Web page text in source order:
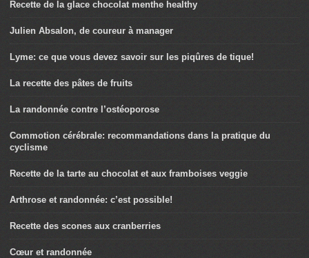
Recette de la glace chocolat menthe healthy
Julien Absalon, de coureur à manager
Lyme: ce que vous devez savoir sur les piqûres de tique!
La recette des pâtes de fruits
La randonnée contre l’ostéoporose
Commotion cérébrale: recommandations dans la pratique du
cyclisme
Recette de la tarte au chocolat et aux framboises veggie
Arthrose et randonnée: c’est possible!
Recette des scones aux cranberries
Cœur et randonnée